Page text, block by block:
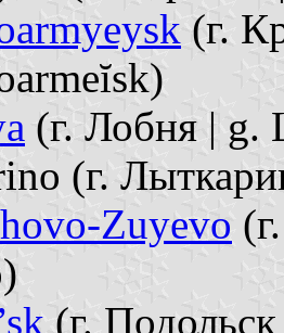
(г.
(г. Лобня | g.
(г.
Zuyevo
(г.